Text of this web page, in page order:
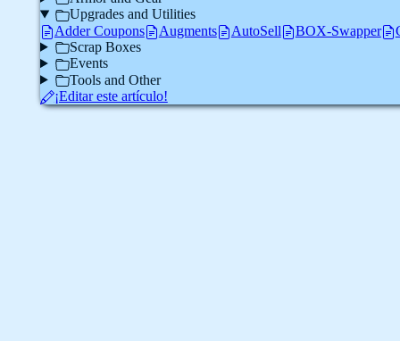
Upgrades and Utilities
Adder Coupons
Augments AutoSell BOX-Swapper
Scrap Boxes
Events
Tools and Other
¡Editar este artículo!